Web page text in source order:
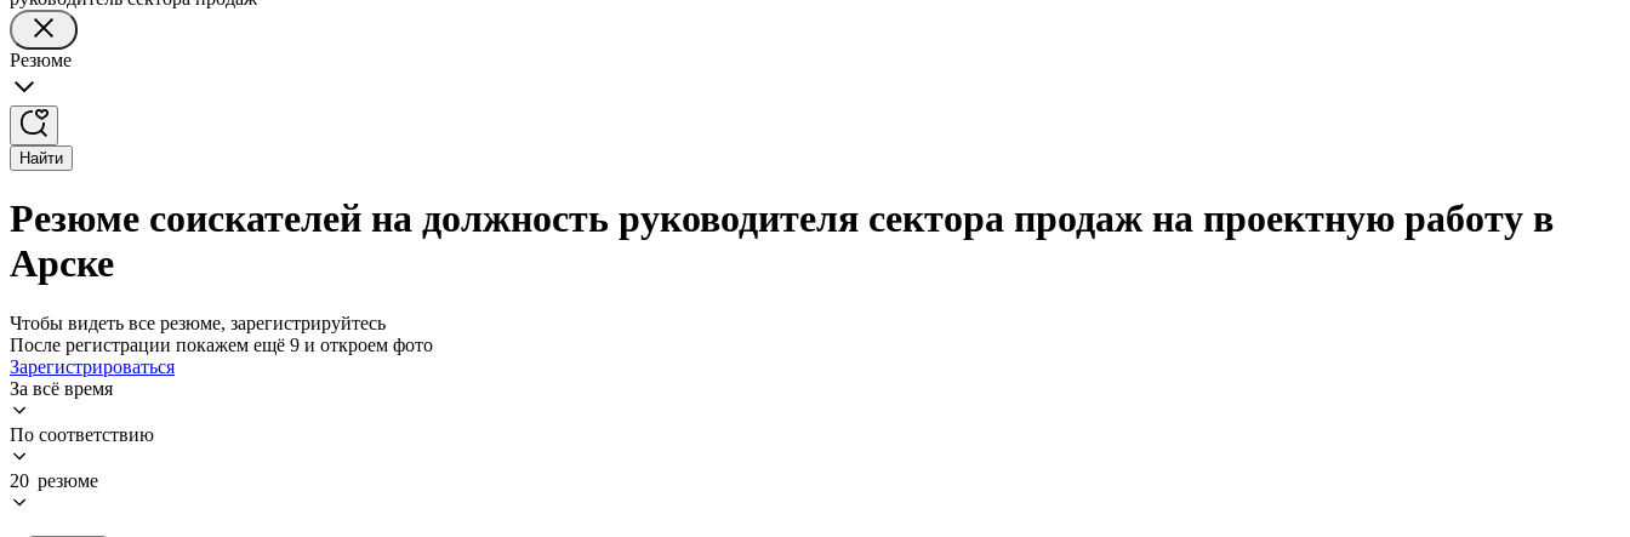
Резюме
Найти
Резюме соискателей на должность руководителя сектора продаж на проектную работу в
Арске
Чтобы видеть все резюме, зарегистрируйтесь
После регистрации покажем ещё 9 и откроем фото
Зарегистрироваться
За всё время
По соответствию
20 резюме